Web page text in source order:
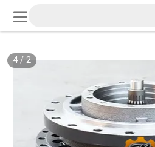
2
/
4